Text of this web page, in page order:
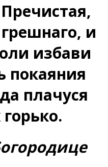
и
избави
покаяния
плачуся